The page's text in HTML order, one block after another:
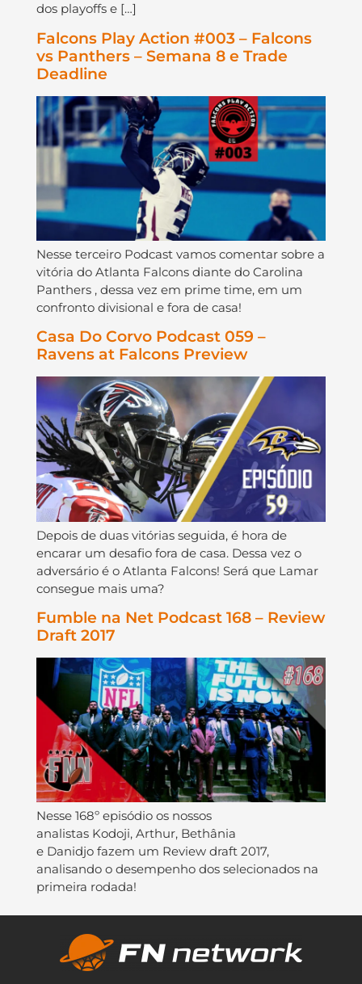
dos playoffs e […]
Falcons Play Action #003 – Falcons
vs Panthers – Semana 8 e Trade
Deadline
Nesse terceiro Podcast vamos comentar sobre a
vitória do Atlanta Falcons diante do Carolina
Panthers , dessa vez em prime time, em um
confronto divisional e fora de casa!
Casa Do Corvo Podcast 059 –
Ravens at Falcons Preview
Depois de duas vitórias seguida, é hora de
encarar um desafio fora de casa. Dessa vez o
adversário é o Atlanta Falcons! Será que Lamar
consegue mais uma?
Fumble na Net Podcast 168 – Review
Draft 2017
Nesse 168º episódio os nossos
analistas Kodoji, Arthur, Bethânia
e Danidjo fazem um Review draft 2017,
analisando o desempenho dos selecionados na
primeira rodada!